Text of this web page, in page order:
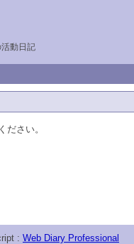
動日記
ださい。
: Web Diary Professional